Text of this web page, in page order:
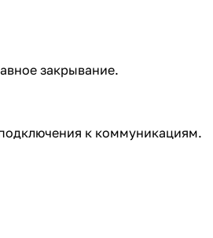
закрывание.
к коммуникациям.